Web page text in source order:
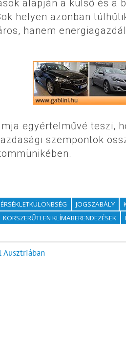
alapján a külső és a
helyen azonban
hanem
egyértelművé teszi,
szempontok
JOGSZABÁLY
KORSZERŰTLEN KLÍMABERENDEZÉSEK
Ausztriában